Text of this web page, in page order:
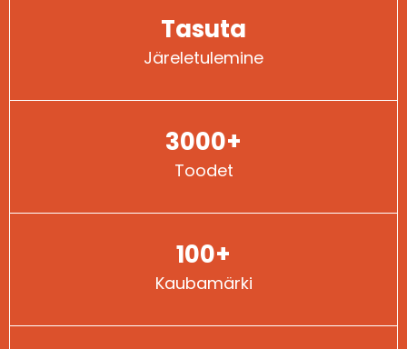
Tasuta
Järeletulemine
3000+
Toodet
100+
Kaubamärki